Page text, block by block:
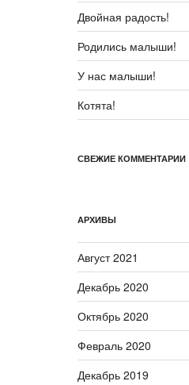
Двойная радость!
Родились малыши!
У нас малыши!
Котята!
СВЕЖИЕ КОММЕНТАРИИ
АРХИВЫ
Август 2021
Декабрь 2020
Октябрь 2020
Февраль 2020
Декабрь 2019